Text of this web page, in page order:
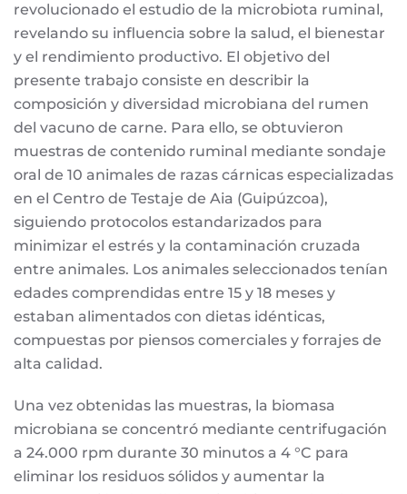
revolucionado el estudio de la microbiota ruminal,
revelando su influencia sobre la salud, el bienestar
y el rendimiento productivo. El objetivo del
presente trabajo consiste en describir la
composición y diversidad microbiana del rumen
del vacuno de carne. Para ello, se obtuvieron
muestras de contenido ruminal mediante sondaje
oral de 10 animales de razas cárnicas especializadas
en el Centro de Testaje de Aia (Guipúzcoa),
siguiendo protocolos estandarizados para
minimizar el estrés y la contaminación cruzada
entre animales. Los animales seleccionados tenían
edades comprendidas entre 15 y 18 meses y
estaban alimentados con dietas idénticas,
compuestas por piensos comerciales y forrajes de
alta calidad.
Una vez obtenidas las muestras, la biomasa
microbiana se concentró mediante centrifugación
a 24.000 rpm durante 30 minutos a 4 °C para
eliminar los residuos sólidos y aumentar la